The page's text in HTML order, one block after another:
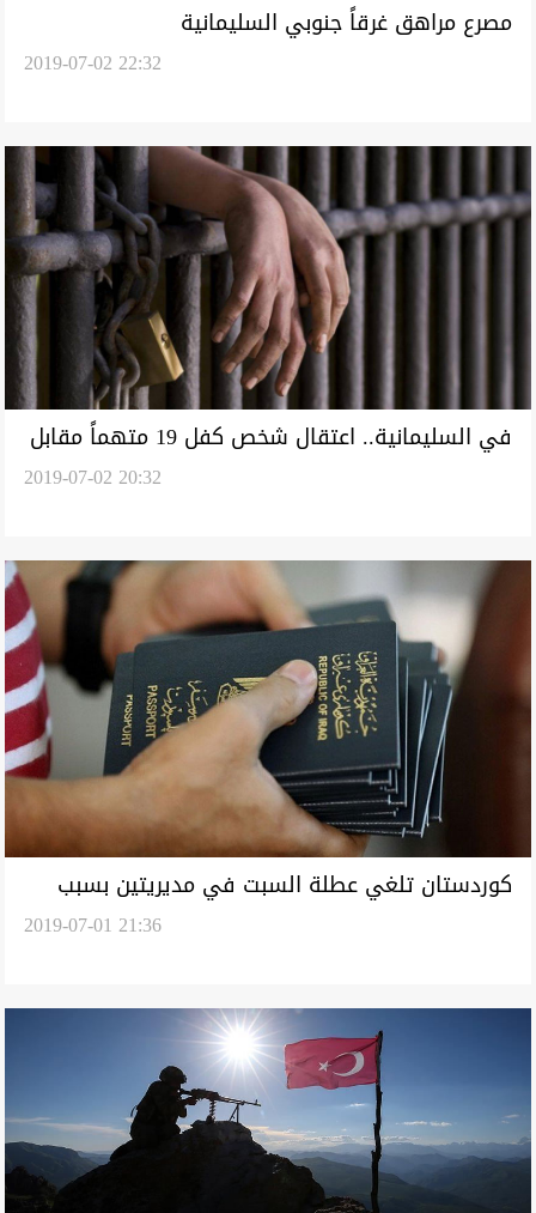
مصرع مراهق غرقاً جنوبي السليمانية
2019-07-02 22:32
في السليمانية.. اعتقال شخص كفل 19 متهماً مقابل
2019-07-02 20:32
كوردستان تلغي عطلة السبت في مديريتين بسبب
2019-07-01 21:36